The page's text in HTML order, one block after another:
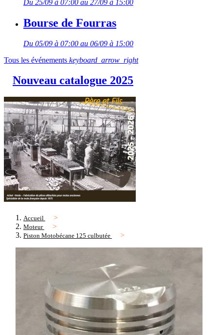
Du 25/09 à 07:00 au 27/09 à 15:00
Bourse de Fourras
Du 05/09 à 07:00 au 06/09 à 15:00
Tous les événements keyboard_arrow_right
Nouveau catalogue 2025
Accueil
Moteur
Piston Motobécane 125 culbutée